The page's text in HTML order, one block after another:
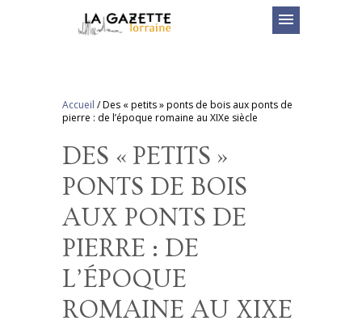
menu
Accueil /Des « petits » ponts de bois aux ponts de
pierre : de l’époque romaine au XIXe siècle
DES « PETITS »
PONTS DE BOIS
AUX PONTS DE
PIERRE : DE
L’ÉPOQUE
ROMAINE AU XIXE